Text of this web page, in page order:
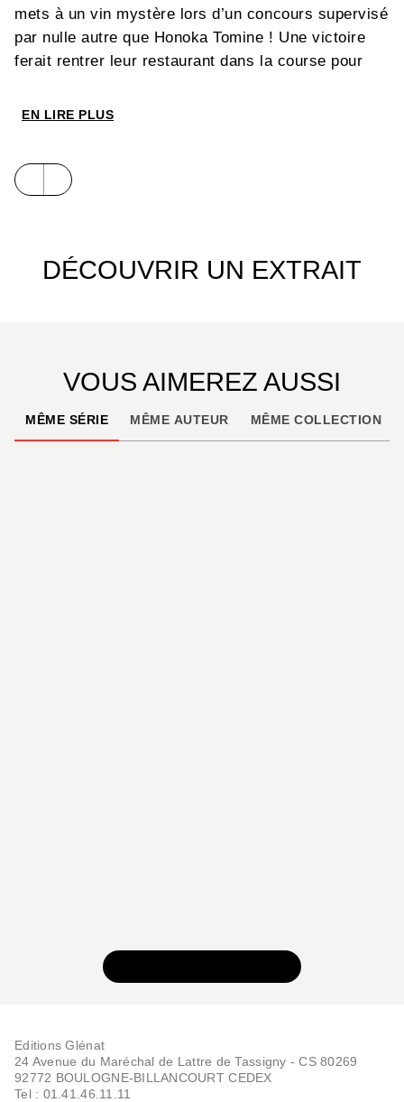
mets à un vin mystère lors d’un concours supervisé
par nulle autre que Honoka Tomine ! Une victoire
ferait rentrer leur restaurant dans la course pour
EN LIRE PLUS
DÉCOUVRIR UN EXTRAIT
VOUS AIMEREZ AUSSI
MÊME SÉRIE MÊME AUTEUR MÊME COLLECTION
Editions Glénat
24 Avenue du Maréchal de Lattre de Tassigny - CS 80269
92772 BOULOGNE-BILLANCOURT CEDEX
Tel : 01.41.46.11.11